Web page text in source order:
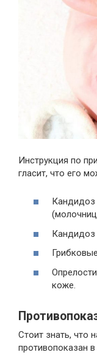
Инструкция по
гласит, что его
Кандидоз
Кандидоз
коже.
Стоит знать, что
противопоказан в